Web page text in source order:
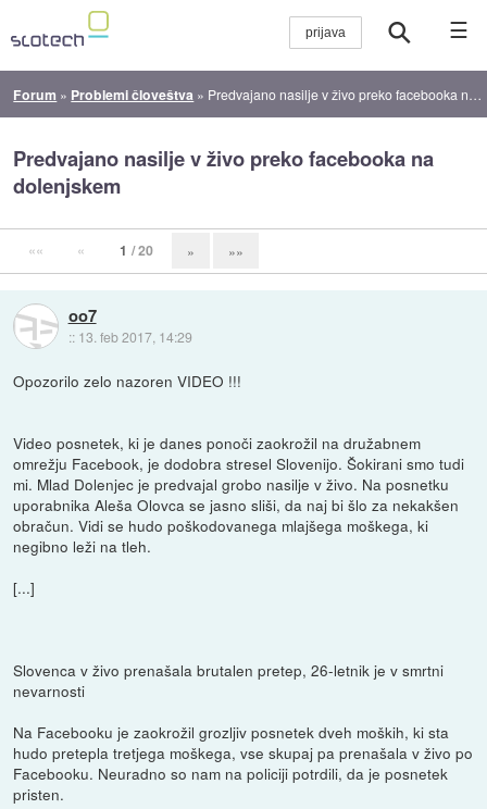
☰
Forum » Problemi človeštva » Predvajano nasilje v živo preko facebooka na dolenjskem
Predvajano nasilje v živo preko facebooka na
dolenjskem
«« « 1 / 20 » »»
oo7
:: 13. feb 2017, 14:29
Opozorilo zelo nazoren VIDEO !!!
Video posnetek, ki je danes ponoči zaokrožil na družabnem
omrežju Facebook, je dodobra stresel Slovenijo. Šokirani smo tudi
mi. Mlad Dolenjec je predvajal grobo nasilje v živo. Na posnetku
uporabnika Aleša Olovca se jasno sliši, da naj bi šlo za nekakšen
obračun. Vidi se hudo poškodovanega mlajšega moškega, ki
negibno leži na tleh.
[...]
Slovenca v živo prenašala brutalen pretep, 26-letnik je v smrtni
nevarnosti
Na Facebooku je zaokrožil grozljiv posnetek dveh moških, ki sta
hudo pretepla tretjega moškega, vse skupaj pa prenašala v živo po
Facebooku. Neuradno so nam na policiji potrdili, da je posnetek
pristen.